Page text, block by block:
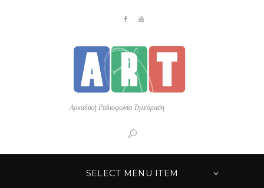
Αρκαδική Ραδιοφωνία Τηλεόραση
SELECT MENU ITEM